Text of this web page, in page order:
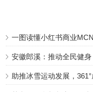
安徽郎溪：推动全民健身
助推冰雪运动发展，